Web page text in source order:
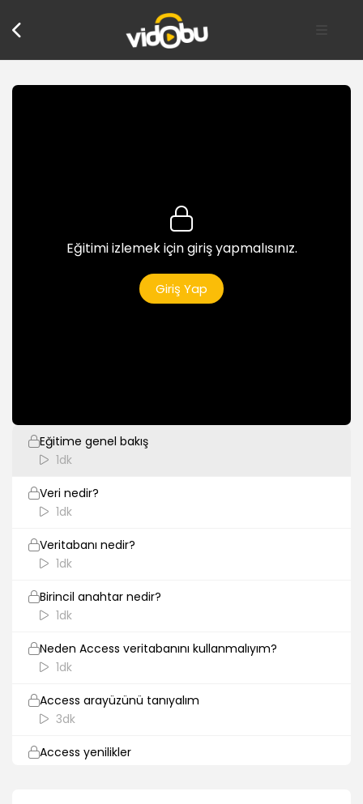
Eğitimi izlemek için giriş yapmalısınız.
Giriş Yap
Eğitime genel bakış
1dk
Veri nedir?
1dk
Veritabanı nedir?
1dk
Birincil anahtar nedir?
1dk
Neden Access veritabanını kullanmalıyım?
1dk
Access arayüzünü tanıyalım
3dk
Access yenilikler